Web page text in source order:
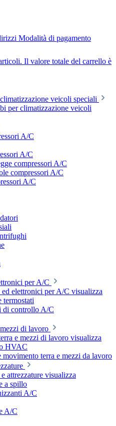
Modalità di pagamento
Il valore totale del carrello è
veicoli speciali
per climatizzazione veicoli
A/C
A/C
compressori A/C
compressori A/C
A/C
per A/C
elettronici per A/C visualizza
termostati
di controllo A/C
di lavoro
e mezzi di lavoro visualizza
HVAC
terra e mezzi da lavoro
attrezzature visualizza
a spillo
A/C
A/C